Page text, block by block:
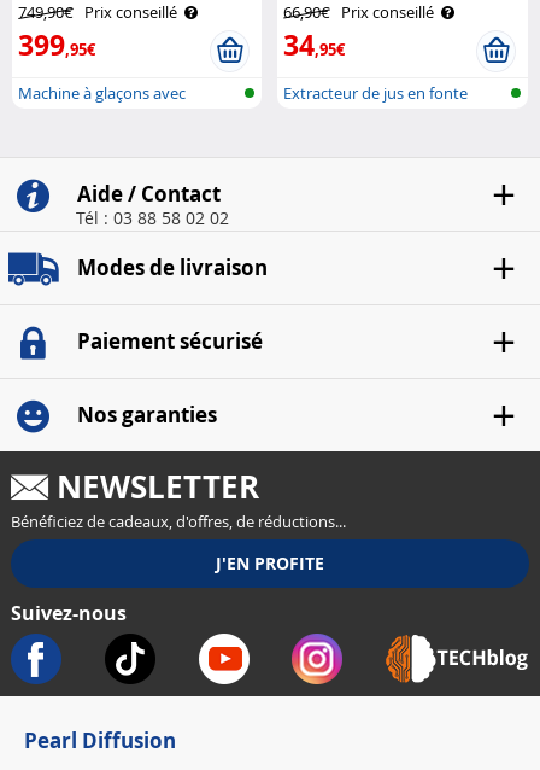
749,90€ Prix conseillé
399,95€
Machine à glaçons avec
66,90€ Prix conseillé
34,95€
Extracteur de jus en fonte
Aide / Contact
Tél : 03 88 58 02 02
Modes de livraison
Paiement sécurisé
Nos garanties
NEWSLETTER
Bénéficiez de cadeaux, d'offres, de réductions...
Suivez-nous
Pearl Diffusion